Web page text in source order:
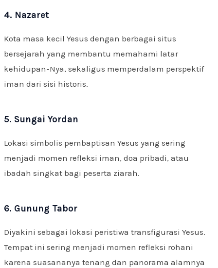
4. Nazaret
Kota masa kecil Yesus dengan berbagai situs
bersejarah yang membantu memahami latar
kehidupan-Nya, sekaligus memperdalam perspektif
iman dari sisi historis.
5. Sungai Yordan
Lokasi simbolis pembaptisan Yesus yang sering
menjadi momen refleksi iman, doa pribadi, atau
ibadah singkat bagi peserta ziarah.
6. Gunung Tabor
Diyakini sebagai lokasi peristiwa transfigurasi Yesus.
Tempat ini sering menjadi momen refleksi rohani
karena suasananya tenang dan panorama alamnya